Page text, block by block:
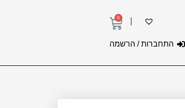
התחברות / הרשמה
0
עגלת